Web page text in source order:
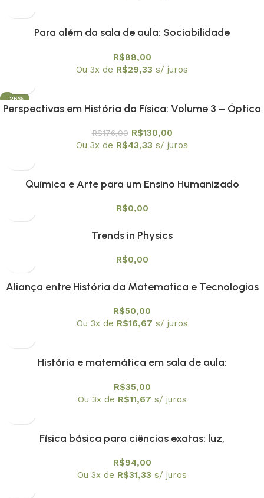
Para além da sala de aula: Sociabilidade
Pedagógica
R$88,00
Ou 3x de R$29,33 s/ juros
-26%
Perspectivas em História da Física: Volume 3 – Óptica
R$176,00 R$130,00
Ou 3x de R$43,33 s/ juros
Química e Arte para um Ensino Humanizado
R$0,00
Trends in Physics
R$0,00
Aliança entre História da Matematica e Tecnologias
R$50,00
Ou 3x de R$16,67 s/ juros
História e matemática em sala de aula:
R$35,00
Ou 3x de R$11,67 s/ juros
Física básica para ciências exatas: luz,
R$94,00
Ou 3x de R$31,33 s/ juros